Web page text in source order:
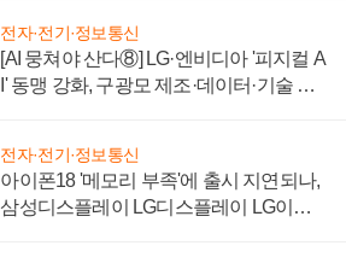
전자·전기·정보통신
[AI 뭉쳐야 산다⑧] LG·엔비디아 '피지컬 A
I' 동맹 강화, 구광모 제조·데이터·기술 결
전자·전기·정보통신
아이폰18 '메모리 부족'에 출시 지연되나,
삼성디스플레이 LG디스플레이 LG이노